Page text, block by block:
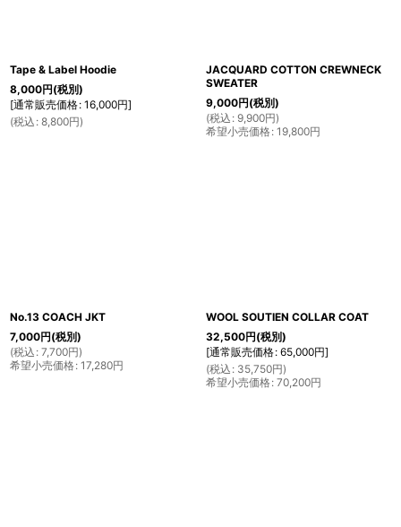
Tape & Label Hoodie
8,000円(税別)
[通常販売価格: 16,000円]
(税込 : 8,800円)
JACQUARD COTTON CREWNECK
SWEATER
9,000円(税別)
(税込 : 9,900円)
希望小売価格: 19,800円
No.13 COACH JKT
7,000円(税別)
(税込 : 7,700円)
希望小売価格: 17,280円
WOOL SOUTIEN COLLAR COAT
32,500円(税別)
[通常販売価格: 65,000円]
(税込 : 35,750円)
希望小売価格: 70,200円